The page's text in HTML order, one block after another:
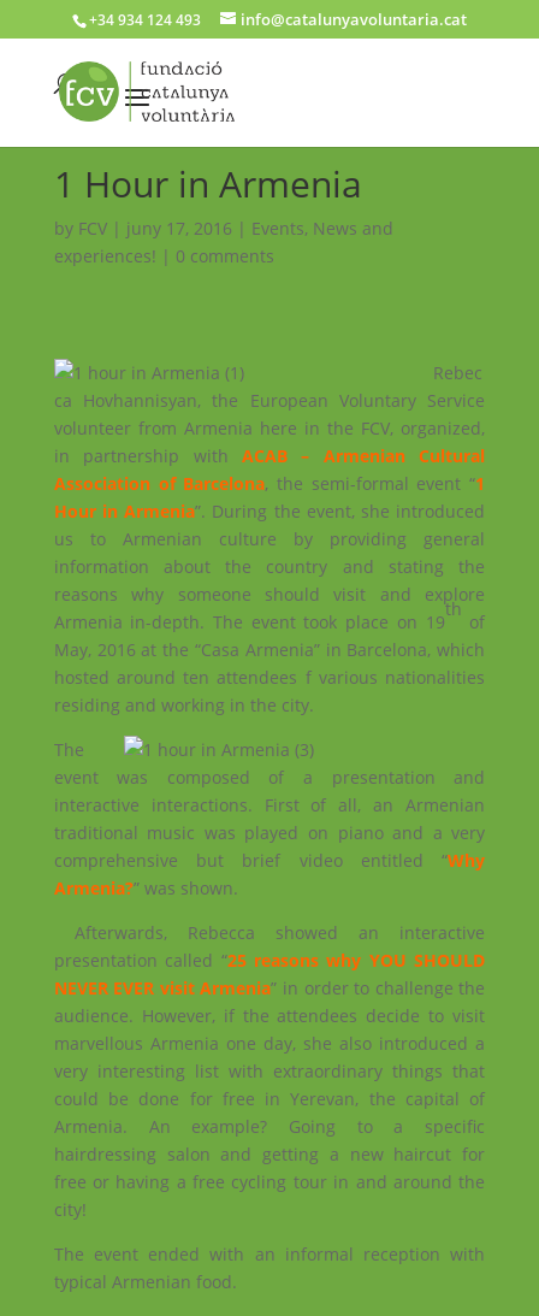
+34 934 124 493 info@catalunyavoluntaria.cat
1 Hour in Armenia
by FCV| juny 17, 2016 | Events, News and
experiences! | 0 comments
Rebec
ca Hovhannisyan, the European Voluntary Service
volunteer from Armenia here in the FCV, organized,
in partnership with ACAB – Armenian Cultural
Association of Barcelona, the semi-formal event “1
Hour in Armenia”. During the event, she introduced
us to Armenian culture by providing general
information about the country and stating the
reasons why someone should visit and explore
Armenia in-depth. The event took place on 19
th
of
May, 2016 at the “Casa Armenia” in Barcelona, which
hosted around ten attendees f various nationalities
residing and working in the city.
The
event was composed of a presentation and
interactive interactions. First of all, an Armenian
traditional music was played on piano and a very
comprehensive but brief video entitled “Why
Armenia?” was shown.
Afterwards, Rebecca showed an interactive
presentation called “25 reasons why YOU SHOULD
NEVER EVER visit Armenia” in order to challenge the
audience. However, if the attendees decide to visit
marvellous Armenia one day, she also introduced a
very interesting list with extraordinary things that
could be done for free in Yerevan, the capital of
Armenia. An example? Going to a specific
hairdressing salon and getting a new haircut for
free or having a free cycling tour in and around the
city!
The event ended with an informal reception with
typical Armenian food.